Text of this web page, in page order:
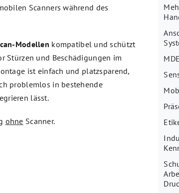
Scanners während des
Modellen kompatibel und schützt
Stürzen und Beschädigungen im
ist einfach und platzsparend,
problemlos in bestehende
lässt.
ohne Scanner.